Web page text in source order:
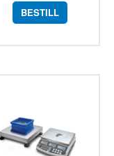
BESTILL